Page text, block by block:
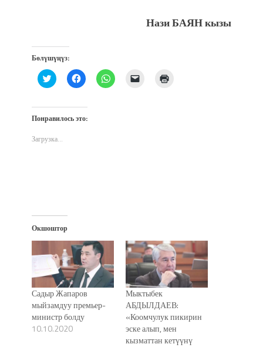
Нази БАЯН кызы
Бөлүшүңүз:
Нажмите,
чтобы
Twitter
(Открывается
в
окне)
Нажмите,
чтобы
Facebook
(Открывается
в
Нажмите,
чтобы
Послать
ссылку
Понравилось это:
Загрузка...
Окшоштор
Садыр Жапаров
мыйзамдуу премьер-
министр болду
10.10.2020
Мыктыбек
АБДЫЛДАЕВ:
«Коомчулук пикирин
эске алып, мен
кызматтан кетүүнү